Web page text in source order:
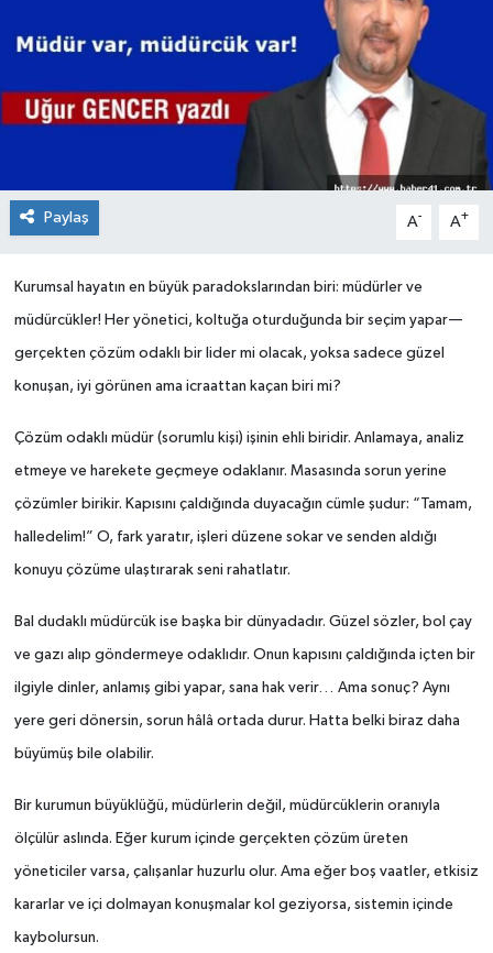
Paylaş A- A+
Kurumsal hayatın en büyük paradokslarından biri: müdürler ve
müdürcükler! Her yönetici, koltuğa oturduğunda bir seçim yapar—
gerçekten çözüm odaklı bir lider mi olacak, yoksa sadece güzel
konuşan, iyi görünen ama icraattan kaçan biri mi?
Çözüm odaklı müdür (sorumlu kişi) işinin ehli biridir. Anlamaya, analiz
etmeye ve harekete geçmeye odaklanır. Masasında sorun yerine
çözümler birikir. Kapısını çaldığında duyacağın cümle şudur: “Tamam,
halledelim!” O, fark yaratır, işleri düzene sokar ve senden aldığı
konuyu çözüme ulaştırarak seni rahatlatır.
Bal dudaklı müdürcük ise başka bir dünyadadır. Güzel sözler, bol çay
ve gazı alıp göndermeye odaklıdır. Onun kapısını çaldığında içten bir
ilgiyle dinler, anlamış gibi yapar, sana hak verir… Ama sonuç? Aynı
yere geri dönersin, sorun hâlâ ortada durur. Hatta belki biraz daha
büyümüş bile olabilir.
Bir kurumun büyüklüğü, müdürlerin değil, müdürcüklerin oranıyla
ölçülür aslında. Eğer kurum içinde gerçekten çözüm üreten
yöneticiler varsa, çalışanlar huzurlu olur. Ama eğer boş vaatler, etkisiz
kararlar ve içi dolmayan konuşmalar kol geziyorsa, sistemin içinde
kaybolursun.